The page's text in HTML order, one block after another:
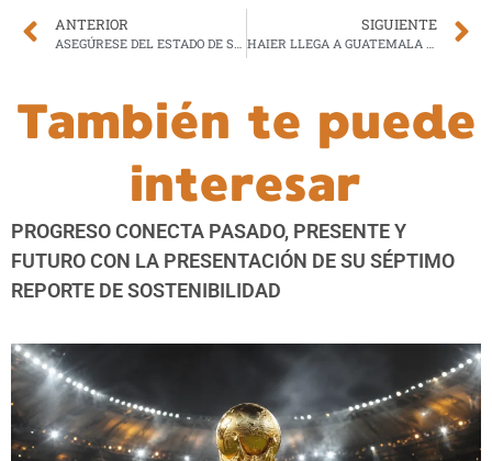
ANTERIOR SIGUIENTE
También te puede
interesar
PROGRESO CONECTA PASADO, PRESENTE Y
FUTURO CON LA PRESENTACIÓN DE SU SÉPTIMO
REPORTE DE SOSTENIBILIDAD